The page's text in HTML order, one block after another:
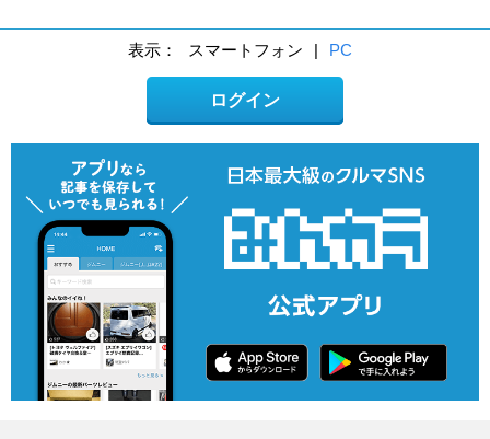
表示： スマートフォン | PC
ログイン